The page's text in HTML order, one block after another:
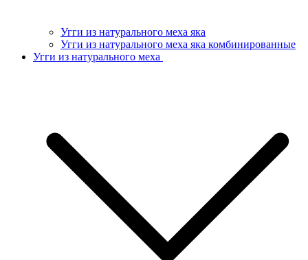
Угги из натурального меха яка
Угги из натурального меха яка комбинированные
Угги из натурального меха